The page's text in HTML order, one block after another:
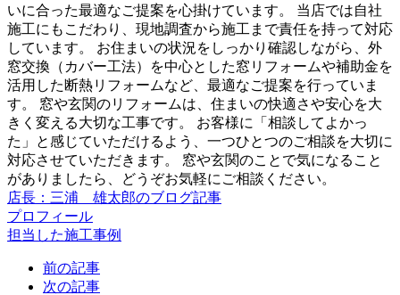
いに合った最適なご提案を心掛けています。 当店では自社
施工にもこだわり、現地調査から施工まで責任を持って対応
しています。 お住まいの状況をしっかり確認しながら、外
窓交換（カバー工法）を中心とした窓リフォームや補助金を
活用した断熱リフォームなど、最適なご提案を行っていま
す。 窓や玄関のリフォームは、住まいの快適さや安心を大
きく変える大切な工事です。 お客様に「相談してよかっ
た」と感じていただけるよう、一つひとつのご相談を大切に
対応させていただきます。 窓や玄関のことで気になること
がありましたら、どうぞお気軽にご相談ください。
店長：三浦 雄太郎のブログ記事
プロフィール
担当した施工事例
前の記事
次の記事